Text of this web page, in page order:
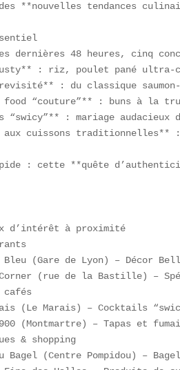
**nouvelles tendances
dernières 48 heures, cinq
: riz, poulet pané ultra-
: du classique saumon-
“couture”** : buns à la
“swicy”** : mariage
aux cuissons traditionnelles**
: cette **quête
d’intérêt à proximité
(Gare de Lyon) – Décor
(rue de la Bastille) –
cafés
(Le Marais) – Cocktails
(Montmartre) – Tapas et
& shopping
Bagel (Centre Pompidou) –